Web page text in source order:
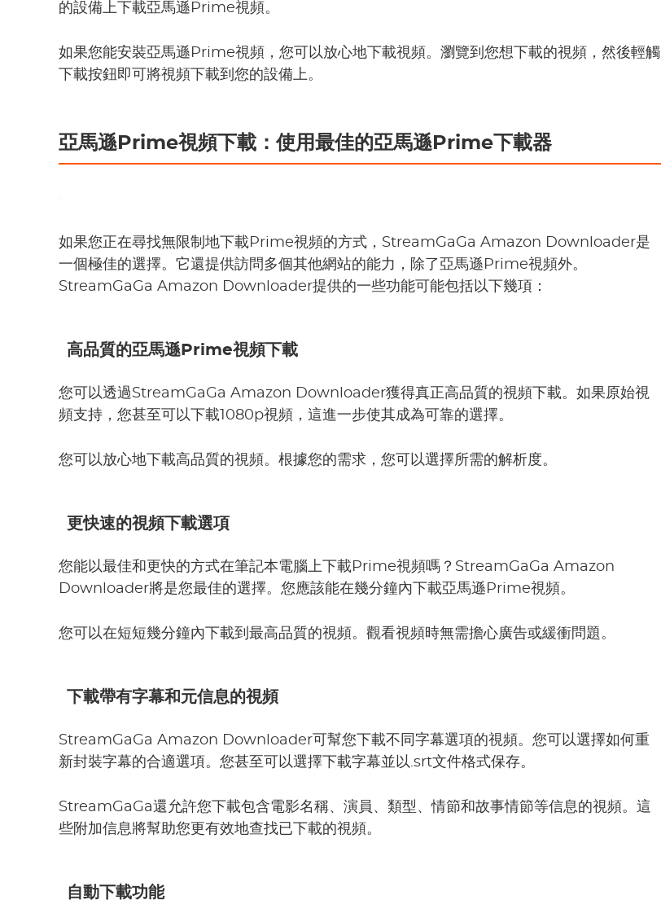
的設備上下載亞馬遜Prime視頻。
如果您能安裝亞馬遜Prime視頻，您可以放心地下載視頻。瀏覽到您想下載的視頻，然後輕觸
下載按鈕即可將視頻下載到您的設備上。
亞馬遜Prime視頻下載：使用最佳的亞馬遜Prime下載器
如果您正在尋找無限制地下載Prime視頻的方式，StreamGaGa Amazon Downloader是
一個極佳的選擇。它還提供訪問多個其他網站的能力，除了亞馬遜Prime視頻外。
StreamGaGa Amazon Downloader提供的一些功能可能包括以下幾項：
高品質的亞馬遜Prime視頻下載
您可以透過StreamGaGa Amazon Downloader獲得真正高品質的視頻下載。如果原始視
頻支持，您甚至可以下載1080p視頻，這進一步使其成為可靠的選擇。
您可以放心地下載高品質的視頻。根據您的需求，您可以選擇所需的解析度。
更快速的視頻下載選項
您能以最佳和更快的方式在筆記本電腦上下載Prime視頻嗎？StreamGaGa Amazon
Downloader將是您最佳的選擇。您應該能在幾分鐘內下載亞馬遜Prime視頻。
您可以在短短幾分鐘內下載到最高品質的視頻。觀看視頻時無需擔心廣告或緩衝問題。
下載帶有字幕和元信息的視頻
StreamGaGa Amazon Downloader可幫您下載不同字幕選項的視頻。您可以選擇如何重
新封裝字幕的合適選項。您甚至可以選擇下載字幕並以.srt文件格式保存。
StreamGaGa還允許您下載包含電影名稱、演員、類型、情節和故事情節等信息的視頻。這
些附加信息將幫助您更有效地查找已下載的視頻。
自動下載功能